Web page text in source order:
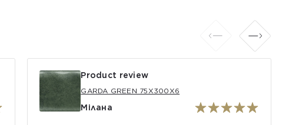
Product review
GARDA GREEN 75X300X6
Мілана